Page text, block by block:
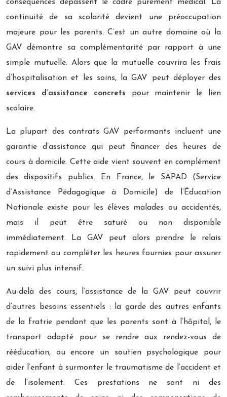
conséquences dépassent le cadre purement médical. La
continuité de sa scolarité devient une préoccupation
majeure pour les parents. C’est un autre domaine où la
GAV démontre sa complémentarité par rapport à une
simple mutuelle. Alors que la mutuelle couvrira les frais
d’hospitalisation et les soins, la GAV peut déployer des
services d’assistance concrets pour maintenir le lien
scolaire.
La plupart des contrats GAV performants incluent une
garantie d’assistance qui peut financer des heures de
cours à domicile. Cette aide vient souvent en complément
des dispositifs publics. En France, le SAPAD (Service
d’Assistance Pédagogique à Domicile) de l’Éducation
Nationale existe pour les élèves malades ou accidentés,
mais il peut être saturé ou non disponible
immédiatement. La GAV peut alors prendre le relais
rapidement ou compléter les heures fournies pour assurer
un suivi plus intensif.
Au-delà des cours, l’assistance de la GAV peut couvrir
d’autres besoins essentiels : la garde des autres enfants
de la fratrie pendant que les parents sont à l’hôpital, le
transport adapté pour se rendre aux rendez-vous de
rééducation, ou encore un soutien psychologique pour
aider l’enfant à surmonter le traumatisme de l’accident et
de l’isolement. Ces prestations ne sont ni des